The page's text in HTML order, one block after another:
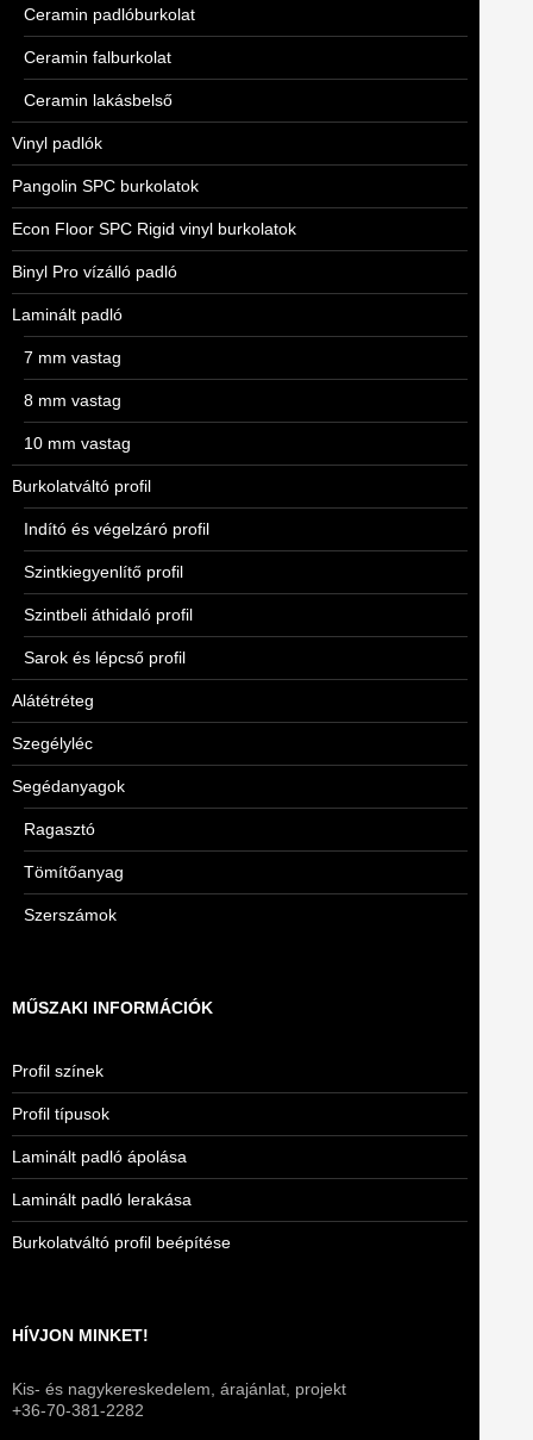
Ceramin padlóburkolat
Ceramin falburkolat
Ceramin lakásbelső
Vinyl padlók
Pangolin SPC burkolatok
Econ Floor SPC Rigid vinyl burkolatok
Binyl Pro vízálló padló
Laminált padló
7 mm vastag
8 mm vastag
10 mm vastag
Burkolatváltó profil
Indító és végelzáró profil
Szintkiegyenlítő profil
Szintbeli áthidaló profil
Sarok és lépcső profil
Alátétréteg
Szegélyléc
Segédanyagok
Ragasztó
Tömítőanyag
Szerszámok
MŰSZAKI INFORMÁCIÓK
Profil színek
Profil típusok
Laminált padló ápolása
Laminált padló lerakása
Burkolatváltó profil beépítése
HÍVJON MINKET!
Kis- és nagykereskedelem, árajánlat, projekt
+36-70-381-2282